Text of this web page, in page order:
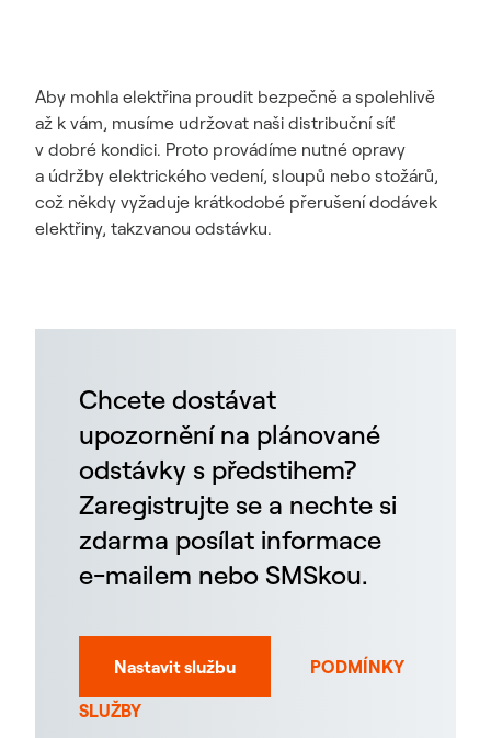
Aby mohla elektřina proudit bezpečně a spolehlivě
až k vám, musíme udržovat naši distribuční síť
v dobré kondici. Proto provádíme nutné opravy
a údržby elektrického vedení, sloupů nebo stožárů,
což někdy vyžaduje krátkodobé přerušení dodávek
elektřiny, takzvanou odstávku.
Chcete dostávat
upozornění na plánované
odstávky s předstihem?
Zaregistrujte se a nechte si
zdarma posílat informace
e-mailem nebo SMSkou.
Nastavit službu
PODMÍNKY
SLUŽBY